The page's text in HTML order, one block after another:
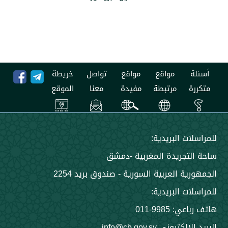
مواقع
مرتبطة
مواقع
مفيدة
تواصل
معنا
خريطة
الموقع
البريدية:
المغربية -دمشق
العربية السورية - صندوق بريد 2254
البريدية:
011